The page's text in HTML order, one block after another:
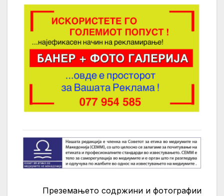
Преземањето содржини и фотографии